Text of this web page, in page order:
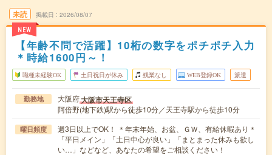
未読
NEW
掲載日 2026/08/07
【年齢不問で活躍】10桁の数字をポチポチ入力
＊時給1600円～！
職種未経験OK 土日祝日が休み 残業なし WEB登録OK 派遣
勤務地 大阪府大阪市天王寺区
阿倍野(地下鉄)駅から徒歩10分／天王寺駅から徒歩10分
曜日頻度
週3日以上でOK！ ＊年末年始、お盆、ＧＷ、有給休暇あり＊
「平日メイン」「土日中心が良い」「まとまった休みも欲し
い…」などなど、あなたの希望をご相談ください！